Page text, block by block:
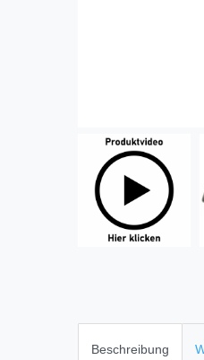
Beschreibung